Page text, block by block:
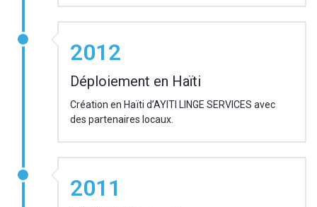
2012
Déploiement en Haïti
Création en Haïti d’AYITI LINGE SERVICES avec
des partenaires locaux.
2011